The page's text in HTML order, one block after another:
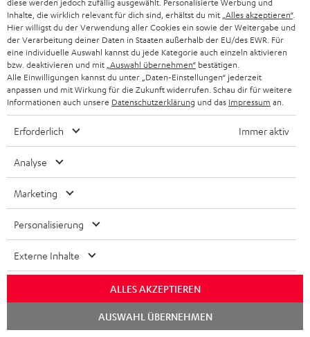
e
h
m
e
1Gültig bis 08.08.2026, 23:59 Uhr. Gratis Move 2 ab einem
Mindesteinkaufswert von 300 EUR. Gültig nur beim Kauf ausgewählter
Produkte bzw. für Bestellungen mit teilnahmeberechtigten Produkten.
Ausgenommen sind Produkte von Drittanbietern (Third-Party-Produkte).
Nicht gültig für bereits getätigte Käufe. Keine Barauszahlung. Nur für
Privatkunden. Nicht mit anderen Aktionsgutscheinen kombinierbar. Der
Weiterverkauf von Aktionsgutscheinen ist untersagt. Der Gutschein verliert
entnehmen Sie bitte den
9 Teufel Stores
Inhalte, die wirklich relevant für dich sind, erhältst du mit „Alles akzeptieren“.
Hier willigst du der Verwendung aller Cookies ein sowie der Weitergabe und
der Verarbeitung deiner Daten in Staaten außerhalb der EU/des EWR. Für
eine individuelle Auswahl kannst du jede Kategorie auch einzeln aktivieren
bzw. deaktivieren und mit „Auswahl übernehmen“ bestätigen.
Alle Einwilligungen kannst du unter „Daten-Einstellungen“ jederzeit
anpassen und mit Wirkung für die Zukunft widerrufen. Schau dir für weitere
Informationen auch unsere Datenschutzerklärung und das Impressum an.
Erforderlich Immer aktiv
Analyse
Marketing
Personalisierung
Externe Inhalte
ALLES AKZEPTIEREN
AUSWAHL ÜBERNEHMEN